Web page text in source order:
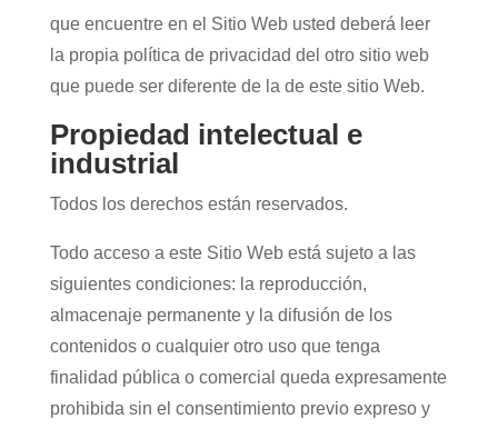
que encuentre en el Sitio Web usted deberá leer
la propia política de privacidad del otro sitio web
que puede ser diferente de la de este sitio Web.
Propiedad intelectual e
industrial
Todos los derechos están reservados.
Todo acceso a este Sitio Web está sujeto a las
siguientes condiciones: la reproducción,
almacenaje permanente y la difusión de los
contenidos o cualquier otro uso que tenga
finalidad pública o comercial queda expresamente
prohibida sin el consentimiento previo expreso y